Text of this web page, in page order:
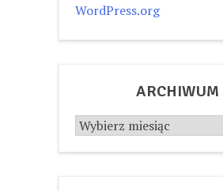
WordPress.org
ARCHIWUM
Archiwum